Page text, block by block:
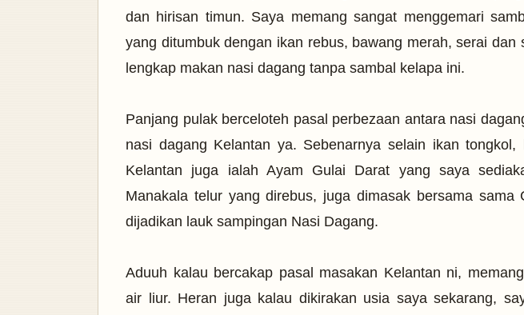
dan hirisan timun. Saya memang sangat menggemari
yang ditumbuk dengan ikan rebus, bawang merah, serai dan
lengkap makan nasi dagang tanpa sambal kelapa ini.
Panjang pulak berceloteh pasal perbezaan antara nasi
nasi dagang Kelantan ya. Sebenarnya selain ikan tongkol,
Kelantan juga ialah Ayam Gulai Darat yang saya
Manakala telur yang direbus, juga dimasak bersama sama
dijadikan lauk sampingan Nasi Dagang.
Aduuh kalau bercakap pasal masakan Kelantan ni,
air liur. Heran juga kalau dikirakan usia saya sekarang,